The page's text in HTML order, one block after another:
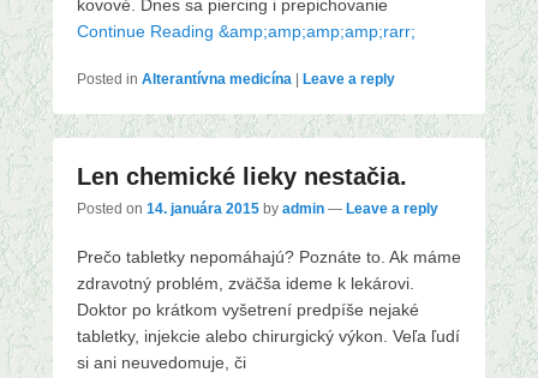
kovové. Dnes sa piercing i prepichovanie
Continue Reading &amp;amp;amp;amp;rarr;
Posted in Alterantívna medicína Leave a reply
Len chemické lieky nestačia.
Posted on 14. januára 2015 by admin — Leave a reply
Prečo tabletky nepomáhajú? Poznáte to. Ak máme
zdravotný problém, zväčša ideme k lekárovi.
Doktor po krátkom vyšetrení predpíše nejaké
tabletky, injekcie alebo chirurgický výkon. Veľa ľudí
si ani neuvedomuje, či